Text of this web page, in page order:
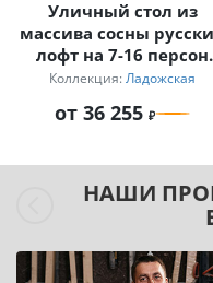
Уличный стол из
массива сосны
лофт на 7-16 персон
Ладожский
Коллекция: Ладожская
от 36 255
НАШИ